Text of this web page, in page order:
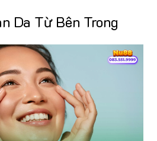
Da Từ Bên Trong